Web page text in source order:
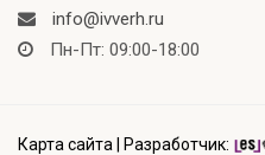
info@ivverh.ru
Пн-Пт: 09:00-18:00
Карта сайта Разработчик: